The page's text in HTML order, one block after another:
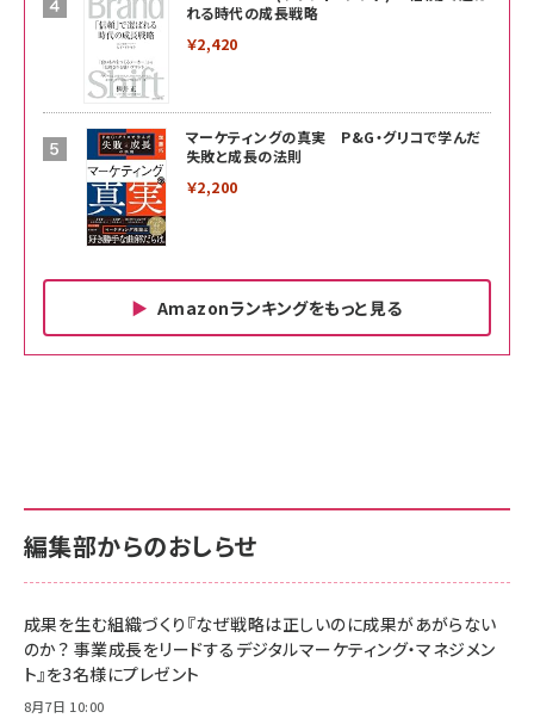
れる時代の成長戦略
￥2,420
マーケティングの真実 P&G・グリコで学んだ
失敗と成長の法則
￥2,200
Amazonランキングをもっと見る
￥880
anan(アンアン)2026/06/24号 No.2500増刊
スペシャルエディション[王道エンタメの矜持／
￥1,100
anan(アンアン)2026/07/08号 No.2502[2026
サポート正規品 メーカー保証5年 KLMEA128G
NIMASO ガラスフィルム iPhone 17 用 保護フィ
すい ガイド枠付き いPhone17 (6.3インチ) 対応
2枚セット DSP25F1698
￥1,599
サポート正規品 メーカー保証5年 KLMEA128G
Amazon eギフトカード - Amazonロゴ - クラ
￥5,000
Anker PowerLine III Flow USB-C & USB-C
編集部からのおしらせ
成果を生む組織づくり『なぜ戦略は正しいのに成果があがらない
のか？ 事業成長をリードするデジタルマーケティング・マネジメン
ト』を3名様にプレゼント
8月7日 10:00